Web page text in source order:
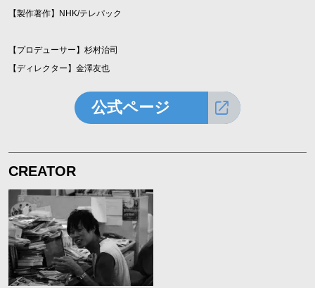
【製作著作】NHK/テレパック
【プロデューサー】杉村治司
【ディレクター】金澤友也
公式ページ
CREATOR